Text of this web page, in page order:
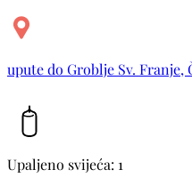
upute do Groblje Sv. Franje,
Upaljeno svijeća: 1